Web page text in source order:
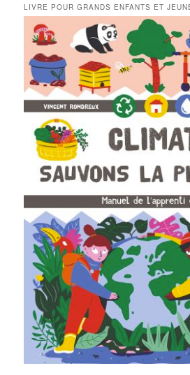
LIVRE POUR GRANDS ENFANTS ET